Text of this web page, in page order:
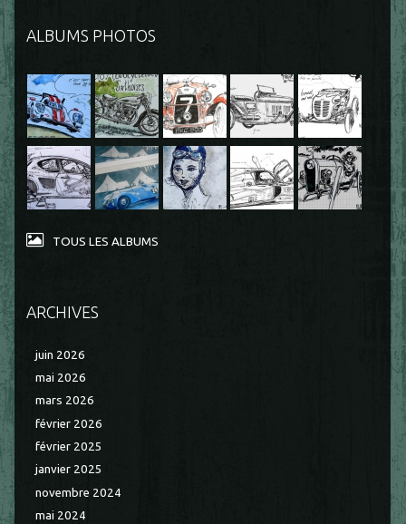
ALBUMS PHOTOS
TOUS LES ALBUMS
ARCHIVES
juin 2026
mai 2026
mars 2026
février 2026
février 2025
janvier 2025
novembre 2024
mai 2024